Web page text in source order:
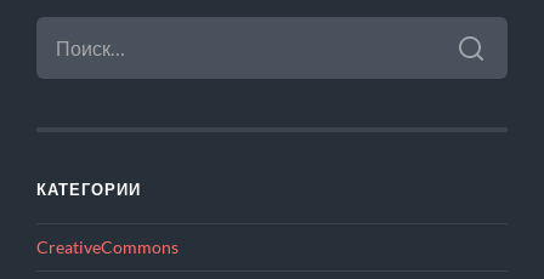
НАЙТИ:
КАТЕГОРИИ
CreativeCommons